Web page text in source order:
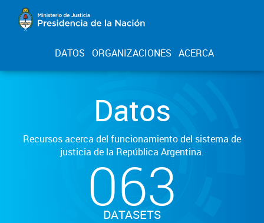
DATOS ORGANIZACIONES ACERCA
Datos
Recursos acerca del funcionamiento del sistema de
justicia de la República Argentina.
063
DATASETS